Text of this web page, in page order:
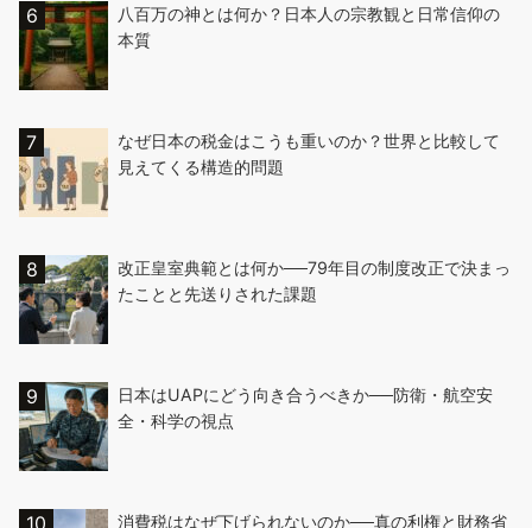
八百万の神とは何か？日本人の宗教観と日常信仰の
本質
なぜ日本の税金はこうも重いのか？世界と比較して
見えてくる構造的問題
改正皇室典範とは何か──79年目の制度改正で決まっ
たことと先送りされた課題
日本はUAPにどう向き合うべきか──防衛・航空安
全・科学の視点
消費税はなぜ下げられないのか──真の利権と財務省